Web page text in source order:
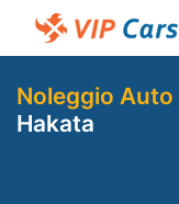
Noleggio Auto
Hakata